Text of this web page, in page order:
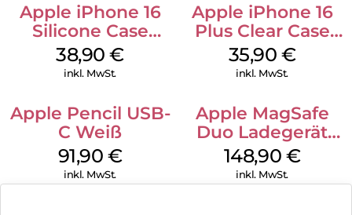
Apple iPhone 16
Silicone Case
MagSafe
Ultramarine
38,90€
inkl. MwSt.
Apple iPhone 16
Plus Clear Case
MagSafe
Transparent
35,90 €
inkl. MwSt.
Apple Pencil USB-
C Weiß
91,90 €
inkl. MwSt.
Apple MagSafe
Duo Ladegerät
Weiß
148,90 €
inkl. MwSt.